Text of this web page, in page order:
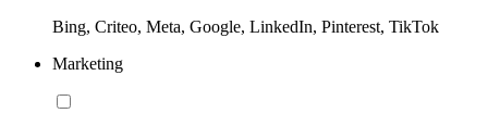
Bing, Criteo, Meta, Google, LinkedIn, Pinterest, TikTok
Marketing